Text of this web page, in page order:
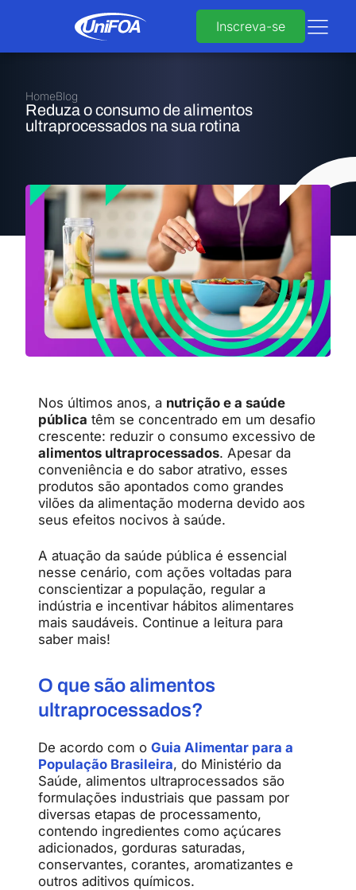
Inscreva-se
HomeBlog
Reduza o consumo de alimentos
ultraprocessados na sua rotina
Nos últimos anos, a nutrição e a saúde
pública têm se concentrado em um desafio
crescente: reduzir o consumo excessivo de
alimentos ultraprocessados. Apesar da
conveniência e do sabor atrativo, esses
produtos são apontados como grandes
vilões da alimentação moderna devido aos
seus efeitos nocivos à saúde.
A atuação da saúde pública é essencial
nesse cenário, com ações voltadas para
conscientizar a população, regular a
indústria e incentivar hábitos alimentares
mais saudáveis. Continue a leitura para
saber mais!
O que são alimentos
ultraprocessados?
De acordo com o Guia Alimentar para a
População Brasileira, do Ministério da
Saúde, alimentos ultraprocessados são
formulações industriais que passam por
diversas etapas de processamento,
contendo ingredientes como açúcares
adicionados, gorduras saturadas,
conservantes, corantes, aromatizantes e
outros aditivos químicos.